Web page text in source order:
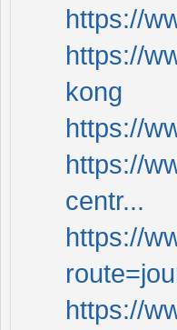
https://
https://
kong
https://
https://
centr...
https://
https://